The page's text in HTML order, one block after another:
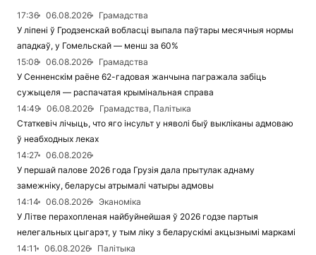
17:36 06.08.2026
Грамадства
У ліпені ў Гродзенскай вобласці выпала паўтары месячныя нормы
ападкаў, у Гомельскай — менш за 60%
15:08
06.08.2026
Грамадства
У Сенненскім раёне 62-гадовая жанчына пагражала забіць
сужыцеля — распачатая крымінальная справа
14:49
06.08.2026
Грамадства, Палітыка
Статкевіч лічыць, что яго інсульт у няволі быў выкліканы адмоваю
ў неабходных леках
14:27
06.08.2026
У першай палове 2026 года Грузія дала прытулак аднаму
замежніку, беларусы атрымалі чатыры адмовы
14:14
06.08.2026
Эканоміка
У Літве перахопленая найбуйнейшая ў 2026 годзе партыя
нелегальных цыгарэт, у тым ліку з беларускімі акцызнымі маркамі
14:11
06.08.2026
Палітыка